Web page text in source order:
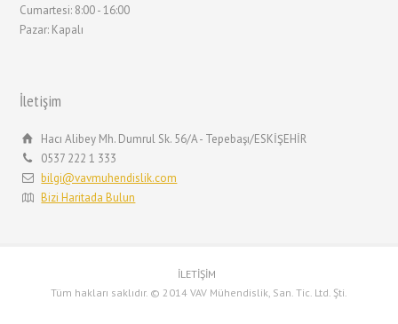
Cumartesi: 8:00 - 16:00
Pazar: Kapalı
İletişim
Hacı Alibey Mh. Dumrul Sk. 56/A - Tepebaşı/ESKİŞEHİR
0537 222 1 333
bilgi@vavmuhendislik.com
Bizi Haritada Bulun
İLETİŞİM
Tüm hakları saklıdır. © 2014 VAV Mühendislik, San. Tic. Ltd. Şti.